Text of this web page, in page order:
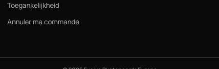
Toegankelijkheid
Annuler ma commande